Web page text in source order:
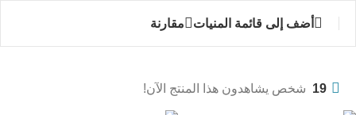
أضف إلى قائمة المنيات مقارنة
19 شخص يشاهدون هذا المنتج الآن!